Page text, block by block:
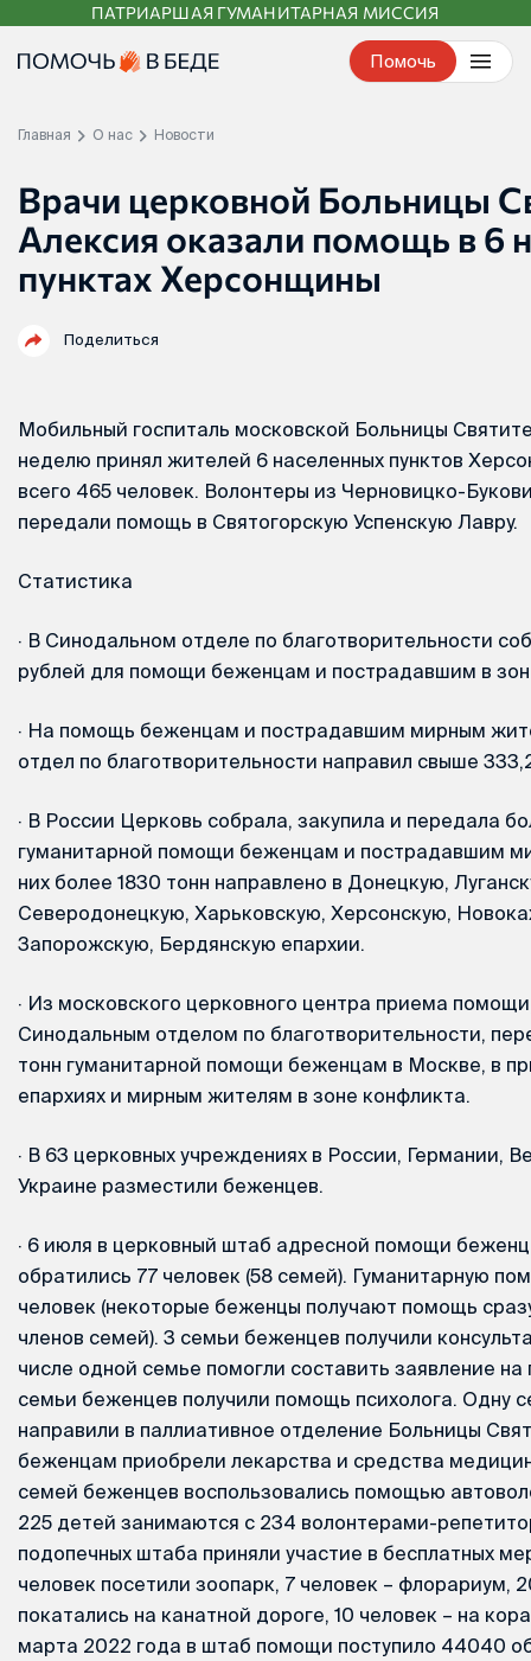
контенту
ПАТРИАРШАЯ ГУМАНИТАРНАЯ МИССИЯ
Помочь
Главная О нас Новости
Врачи церковной Больницы
Алексия оказали помощь в 6
пунктах Херсонщины
Поделиться
Мобильный госпиталь московской Больницы
неделю принял жителей 6 населенных пунктов
всего 465 человек. Волонтеры из Черновицко-
передали помощь в Святогорскую Успенскую Лавру.
Статистика
· В Синодальном отделе по благотворительности
рублей для помощи беженцам и пострадавшим в
· На помощь беженцам и пострадавшим мирным
отдел по благотворительности направил свыше
· В России Церковь собрала, закупила и передала
гуманитарной помощи беженцам и пострадавшим
них более 1830 тонн направлено в Донецкую,
Северодонецкую, Харьковскую, Херсонскую,
Запорожскую, Бердянскую епархии.
· Из московского церковного центра приема
Синодальным отделом по благотворительности,
тонн гуманитарной помощи беженцам в Москве, в
епархиях и мирным жителям в зоне конфликта.
· В 63 церковных учреждениях в России, Германии,
Украине разместили беженцев.
· 6 июля в церковный штаб адресной помощи
обратились 77 человек (58 семей). Гуманитарную
человек (некоторые беженцы получают помощь
членов семей). 3 семьи беженцев получили
числе одной семье помогли составить заявление
семьи беженцев получили помощь психолога. Одну
направили в паллиативное отделение Больницы
беженцам приобрели лекарства и средства
семей беженцев воспользовались помощью
225 детей занимаются с 234 волонтерами-
подопечных штаба приняли участие в бесплатных
человек посетили зоопарк, 7 человек – флорариум,
покатались на канатной дороге, 10 человек – на
марта 2022 года в штаб помощи поступило 44040